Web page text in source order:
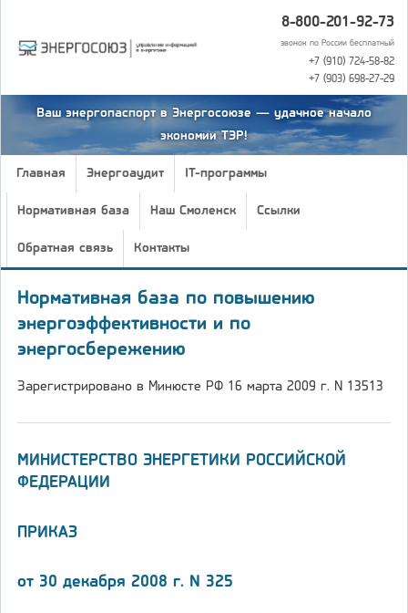
8-800-201-92-73
звонок по России бесплатный
+7 (910) 724-58-82
+7 (903) 698-27-29
Ваш энергопаспорт в Энергосоюзе — удачное начало
экономии ТЭР!
Главная Энергоаудит IT-программы
Нормативная база Наш Смоленск Ссылки
Обратная связь Контакты
Нормативная база по повышению
энергоэффективности и по
энергосбережению
Зарегистрировано в Минюсте РФ 16 марта 2009 г. N 13513
МИНИСТЕРСТВО ЭНЕРГЕТИКИ РОССИЙСКОЙ
ФЕДЕРАЦИИ
ПРИКАЗ
от 30 декабря 2008 г. N 325